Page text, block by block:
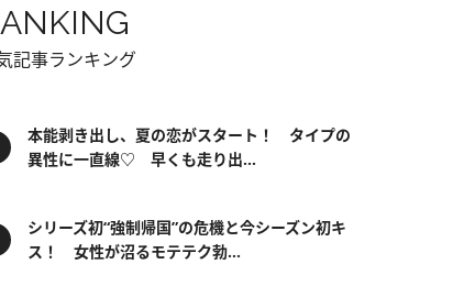
記事ランキング
本能剥き出し、夏の恋がスタート！ タイプの
異性に一直線♡ 早くも走り出...
シリーズ初“強制帰国”の危機と今シーズン初キ
ス！ 女性が沼るモテテク勃...